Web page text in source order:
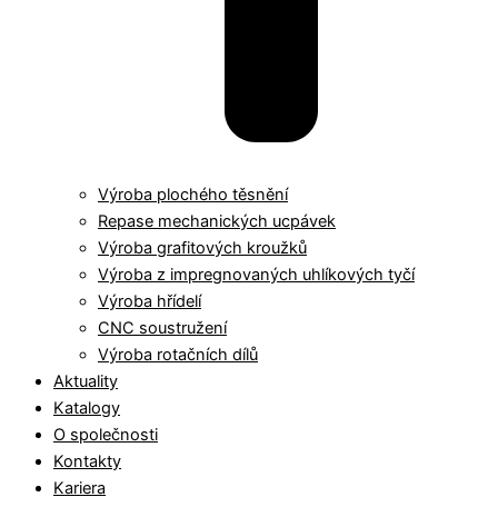
Výroba plochého těsnění
Repase mechanických ucpávek
Výroba grafitových kroužků
Výroba z impregnovaných uhlíkových tyčí
Výroba hřídelí
CNC soustružení
Výroba rotačních dílů
Aktuality
Katalogy
O společnosti
Kontakty
Kariera